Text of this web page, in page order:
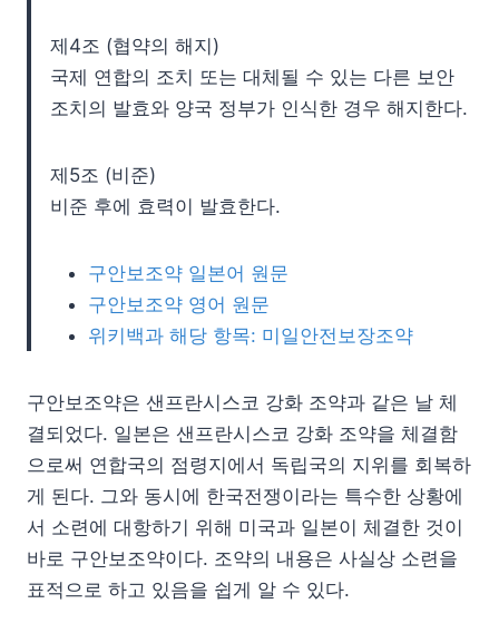
제4조 (협약의 해지)
국제 연합의 조치 또는 대체될 수 있는 다른 보안
조치의 발효와 양국 정부가 인식한 경우 해지한다.
제5조 (비준)
비준 후에 효력이 발효한다.
구안보조약 일본어 원문
구안보조약 영어 원문
위키백과 해당 항목: 미일안전보장조약
구안보조약은 샌프란시스코 강화 조약과 같은 날 체
결되었다. 일본은 샌프란시스코 강화 조약을 체결함
으로써 연합국의 점령지에서 독립국의 지위를 회복하
게 된다. 그와 동시에 한국전쟁이라는 특수한 상황에
서 소련에 대항하기 위해 미국과 일본이 체결한 것이
바로 구안보조약이다. 조약의 내용은 사실상 소련을
표적으로 하고 있음을 쉽게 알 수 있다.